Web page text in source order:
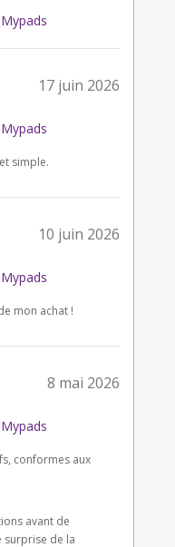
Mypads
17 juin 2026
Mypads
simple.
10 juin 2026
Mypads
mon achat !
8 mai 2026
Mypads
conformes aux
avant de
surprise de la